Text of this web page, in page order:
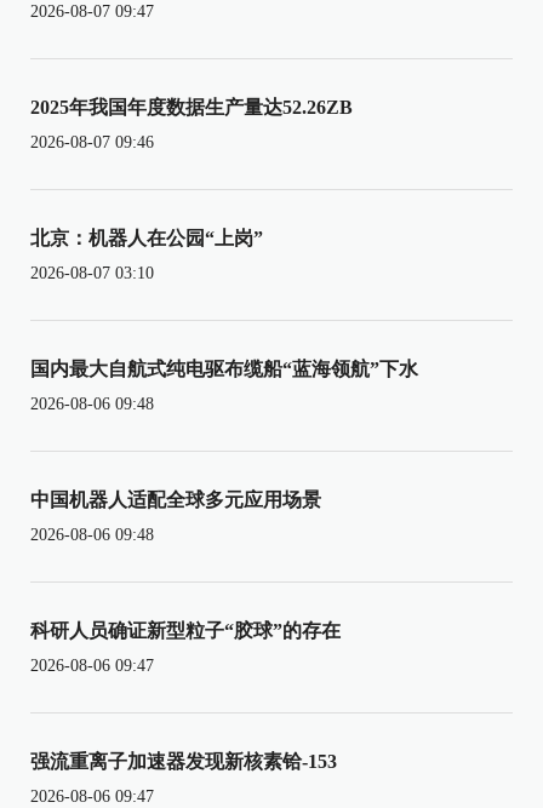
2026-08-07 09:47
2025年我国年度数据生产量达52.26ZB
2026-08-07 09:46
北京：机器人在公园“上岗”
2026-08-07 03:10
国内最大自航式纯电驱布缆船“蓝海领航”下水
2026-08-06 09:48
中国机器人适配全球多元应用场景
2026-08-06 09:48
科研人员确证新型粒子“胶球”的存在
2026-08-06 09:47
强流重离子加速器发现新核素铪-153
2026-08-06 09:47